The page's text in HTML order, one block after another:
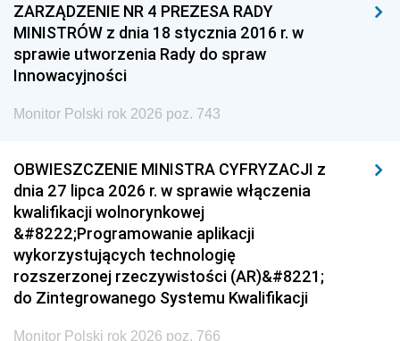
ZARZĄDZENIE NR 4 PREZESA RADY
MINISTRÓW z dnia 18 stycznia 2016 r. w
sprawie utworzenia Rady do spraw
Innowacyjności
Monitor Polski rok 2026 poz. 743
OBWIESZCZENIE MINISTRA CYFRYZACJI z
dnia 27 lipca 2026 r. w sprawie włączenia
kwalifikacji wolnorynkowej
&#8222;Programowanie aplikacji
wykorzystujących technologię
rozszerzonej rzeczywistości (AR)&#8221;
do Zintegrowanego Systemu Kwalifikacji
Monitor Polski rok 2026 poz. 766